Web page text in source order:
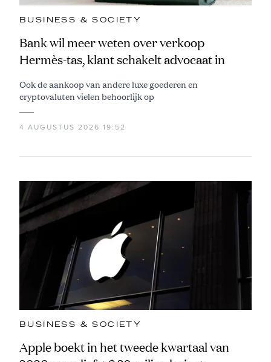
BUSINESS & SOCIETY
Bank wil meer weten over verkoop
Hermès-tas, klant schakelt advocaat in
Ook de aankoop van andere luxe goederen en
cryptovaluten vielen behoorlijk op
4 AUGUSTUS 2026 19:52
BUSINESS & SOCIETY
Apple boekt in het tweede kwartaal van